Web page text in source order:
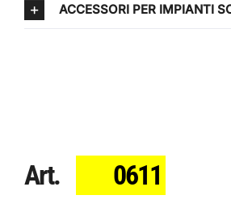
Art. 0611
ACCESSORI PER IMPIANTI